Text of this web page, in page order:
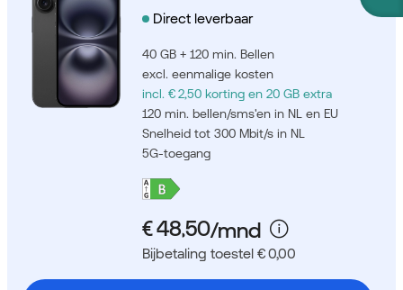
Direct leverbaar
40 GB + 120 min. Bellen
excl. eenmalige kosten
incl. € 2,50 korting en 20 GB extra
120 min. bellen/sms'en in NL en EU
Snelheid tot 300 Mbit/s in NL
5G-toegang
Bijbetaling toestel € 0,00